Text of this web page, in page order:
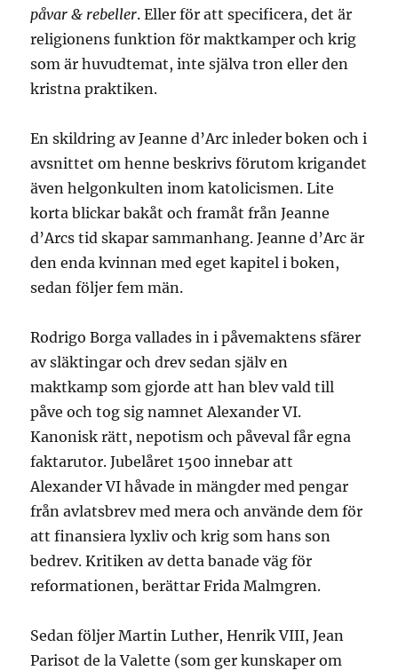
påvar & rebeller. Eller för att specificera, det är
religionens funktion för maktkamper och krig
som är huvudtemat, inte själva tron eller den
kristna praktiken.
En skildring av Jeanne d’Arc inleder boken och i
avsnittet om henne beskrivs förutom krigandet
även helgonkulten inom katolicismen. Lite
korta blickar bakåt och framåt från Jeanne
d’Arcs tid skapar sammanhang. Jeanne d’Arc är
den enda kvinnan med eget kapitel i boken,
sedan följer fem män.
Rodrigo Borga vallades in i påvemaktens sfärer
av släktingar och drev sedan själv en
maktkamp som gjorde att han blev vald till
påve och tog sig namnet Alexander VI.
Kanonisk rätt, nepotism och påveval får egna
faktarutor. Jubelåret 1500 innebar att
Alexander VI håvade in mängder med pengar
från avlatsbrev med mera och använde dem för
att finansiera lyxliv och krig som hans son
bedrev. Kritiken av detta banade väg för
reformationen, berättar Frida Malmgren.
Sedan följer Martin Luther, Henrik VIII, Jean
Parisot de la Valette (som ger kunskaper om